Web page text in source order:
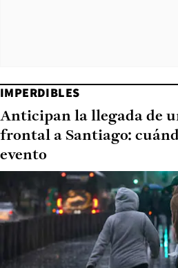
IMPERDIBLES
Anticipan la llegada de
frontal a Santiago:
evento